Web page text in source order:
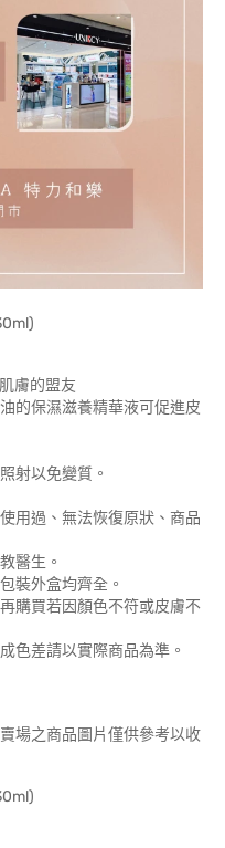
膚的盟友
的保濕滋養精華液可促進皮
射以免變質。
用過、無法恢復原狀、商品
醫生。
裝外盒均齊全。
購買若因顏色不符或皮膚不
色差請以實際商品為準。
場之商品圖片僅供參考以收